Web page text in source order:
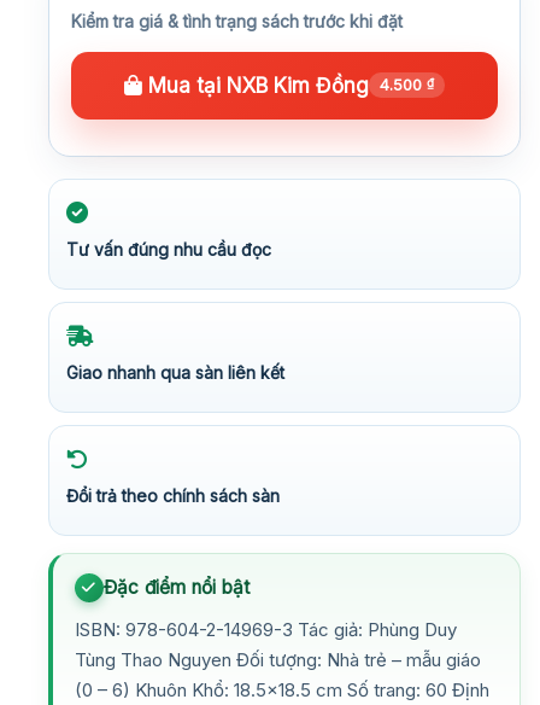
Kiểm tra giá & tình trạng sách trước khi đặt
Mua tại NXB Kim Đồng 4.500 ₫
Tư vấn đúng nhu cầu đọc
Giao nhanh qua sàn liên kết
Đổi trả theo chính sách sàn
Đặc điểm nổi bật
ISBN: 978-604-2-14969-3 Tác giả: Phùng Duy
Tùng Thao Nguyen Đối tượng: Nhà trẻ – mẫu giáo
(0 – 6) Khuôn Khổ: 18.5×18.5 cm Số trang: 60 Định